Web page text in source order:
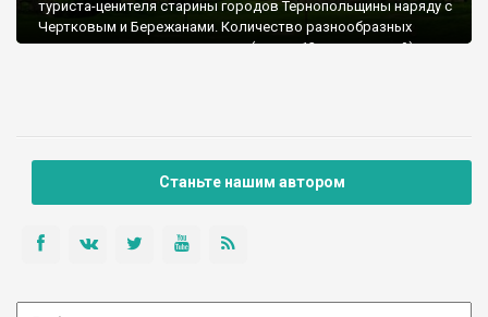
туриста-ценителя старины городов Тернопольщины наряду с
Чертковым и Бережанами. Количество разнообразных
памятников на душу населения (около 12 тыс. жителей)
Станьте нашим автором